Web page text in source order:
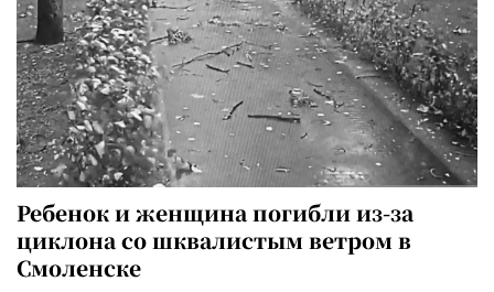
Ребенок и женщина погибли из-за
циклона со шквалистым ветром в
Смоленске